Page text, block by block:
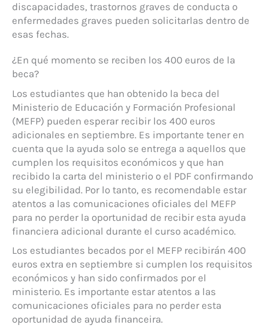
discapacidades, trastornos graves de conducta o
enfermedades graves pueden solicitarlas dentro de
esas fechas.
¿En qué momento se reciben los 400 euros de la
beca?
Los estudiantes que han obtenido la beca del
Ministerio de Educación y Formación Profesional
(MEFP) pueden esperar recibir los 400 euros
adicionales en septiembre. Es importante tener en
cuenta que la ayuda solo se entrega a aquellos que
cumplen los requisitos económicos y que han
recibido la carta del ministerio o el PDF confirmando
su elegibilidad. Por lo tanto, es recomendable estar
atentos a las comunicaciones oficiales del MEFP
para no perder la oportunidad de recibir esta ayuda
financiera adicional durante el curso académico.
Los estudiantes becados por el MEFP recibirán 400
euros extra en septiembre si cumplen los requisitos
económicos y han sido confirmados por el
ministerio. Es importante estar atentos a las
comunicaciones oficiales para no perder esta
oportunidad de ayuda financeira.